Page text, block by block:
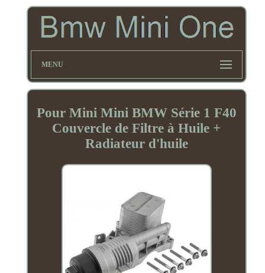
MENU
Pour Mini Mini BMW Série 1 F40
Couvercle de Filtre à Huile +
Radiateur d'huile